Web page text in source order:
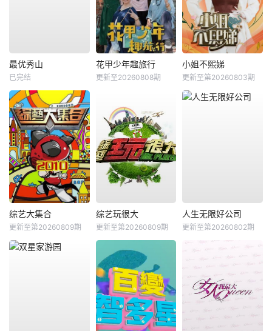
最优秀山
已完结
花甲少年趣旅行
更新至20260808期
小姐不熙娣
更新至第20260803期
综艺大集合
更新至第20260809期
综艺玩很大
更新至第20260809期
人生无限好公司
更新至第20260802期